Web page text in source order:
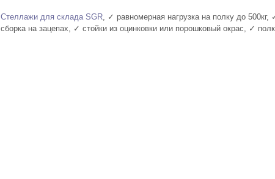
Стеллажи для склада SGR , ✓ равномерная нагрузка на полку до
сборка на зацепах, ✓ стойки из оцинковки или порошковый окрас, ✓